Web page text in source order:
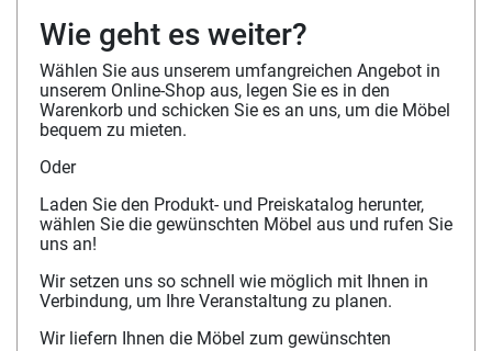
Wie geht es weiter?
Wählen Sie aus unserem umfangreichen Angebot in
unserem Online-Shop aus, legen Sie es in den
Warenkorb und schicken Sie es an uns, um die Möbel
bequem zu mieten.
Oder
Laden Sie den Produkt- und Preiskatalog herunter,
wählen Sie die gewünschten Möbel aus und rufen Sie
uns an!
Wir setzen uns so schnell wie möglich mit Ihnen in
Verbindung, um Ihre Veranstaltung zu planen.
Wir liefern Ihnen die Möbel zum gewünschten